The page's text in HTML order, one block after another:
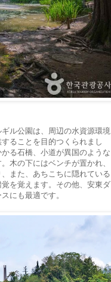
ル公園は、周辺の水資源環境
ることを目的つくられまし
る石橋、小道が異国のような
木の下にはベンチが置かれ、
また、あちこちに隠れている
を覚えます。その他、安東ダ
にも最適です。